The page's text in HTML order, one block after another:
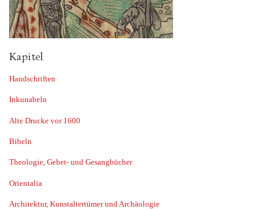
Kapitel
Handschriften
Inkunabeln
Alte Drucke vor 1600
Bibeln
Theologie, Gebet- und Gesangbücher
Orientalia
Architektur, Kunstaltertümer und Archäologie